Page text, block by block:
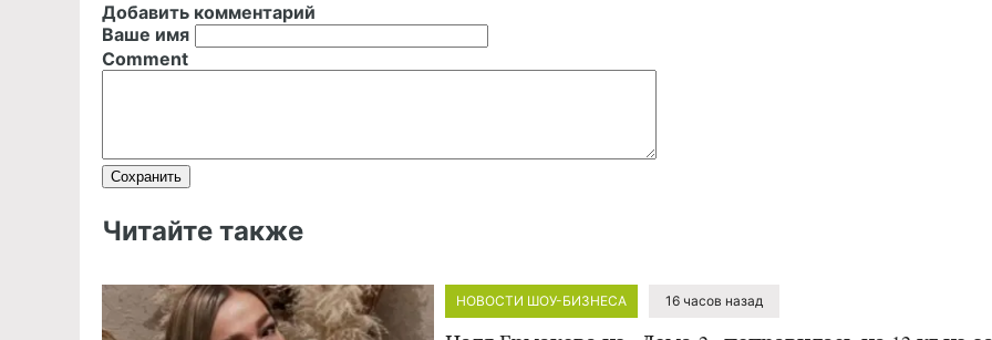
Добавить комментарий
Ваше имя
Comment
Читайте также
НОВОСТИ ШОУ-БИЗНЕСА 16 часов назад